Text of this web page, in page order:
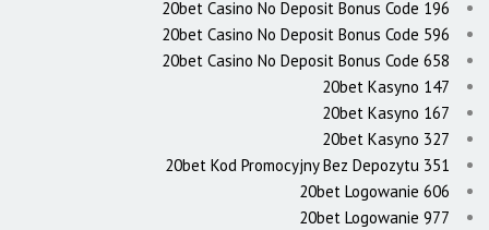
20bet Casino No Deposit Bonus Code 196
20bet Casino No Deposit Bonus Code 596
20bet Casino No Deposit Bonus Code 658
20bet Kasyno 147
20bet Kasyno 167
20bet Kasyno 327
20bet Kod Promocyjny Bez Depozytu 351
20bet Logowanie 606
20bet Logowanie 977